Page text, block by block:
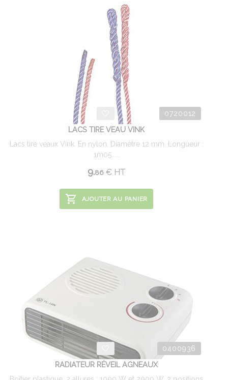
0720012
LACS TIRE VEAU VINK
Lacs tire veaux Vink. En nylon. Diamètre 12 mm. Longueur :
1m05. ...
9.86 €HT
AJOUTER AU PANIER
0400936
RADIATEUR RÉVEIL AGNEAUX